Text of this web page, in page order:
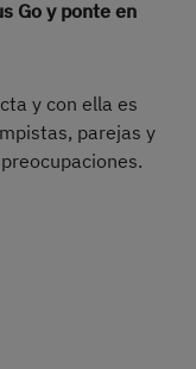
Go y ponte en
y con ella es
parejas y